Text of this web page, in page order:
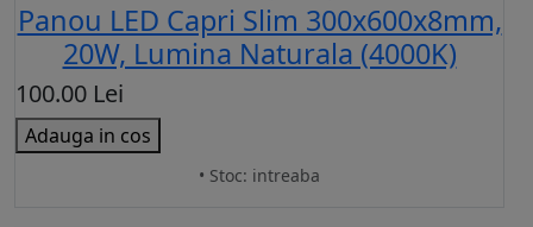
Panou LED Capri Slim 300x600x8mm,
20W, Lumina Naturala (4000K)
100.00 Lei
Adauga in cos
• Stoc: intreaba